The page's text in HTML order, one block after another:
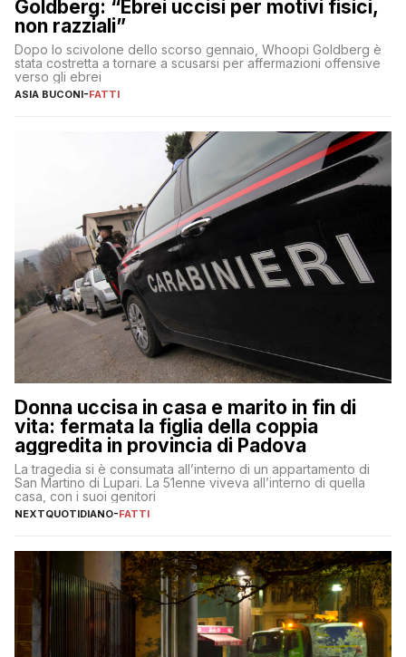
Goldberg: “Ebrei uccisi per motivi fisici,
non razziali”
Dopo lo scivolone dello scorso gennaio, Whoopi Goldberg è
stata costretta a tornare a scusarsi per affermazioni offensive
verso gli ebrei
ASIA BUCONI-FATTI
Donna uccisa in casa e marito in fin di
vita: fermata la figlia della coppia
aggredita in provincia di Padova
La tragedia si è consumata all’interno di un appartamento di
San Martino di Lupari. La 51enne viveva all’interno di quella
casa, con i suoi genitori
NEXTQUOTIDIANO-FATTI